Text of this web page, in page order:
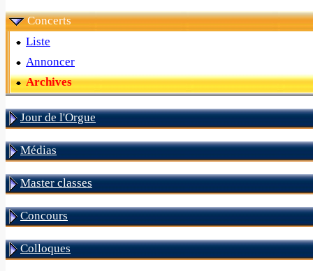
Concerts
Liste
Annoncer
Archives
Jour de l'Orgue
Médias
Master classes
Concours
Colloques